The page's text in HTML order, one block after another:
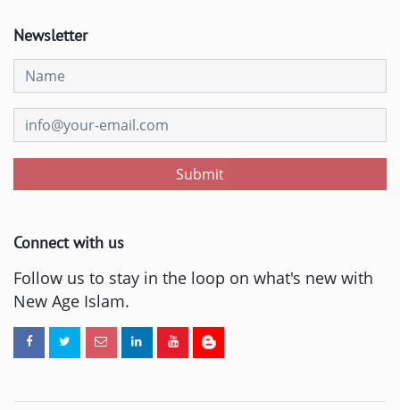
Newsletter
Submit
Connect with us
Follow us to stay in the loop on what's new with
New Age Islam.